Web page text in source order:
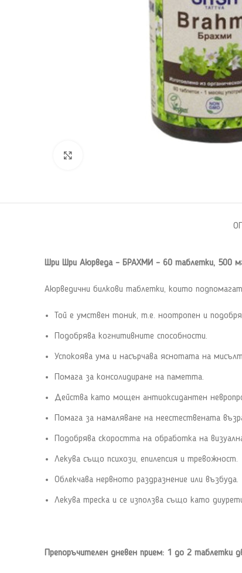
Шри Шри Аюрведа – БРАХМИ – 60 таблетки, 500
Аюрведични билкови таблетки, които
Той е умствен тоник, т.е. ноотропен и
Подобрява когнитивните способности.
Успокоява ума и насърчава яснотата на
Помага за консолидиране на паметта.
Действа като мощен антиоксидантен
Помага за намаляване на неестествената
Подобрява скоростта на обработка на
Лекува също психози, епилепсия и тревожност.
Облекчава нервното раздразнение или възбуда.
Лекува треска и се използва също като
Препоръчителен дневен прием: 1 до 2 таблетки